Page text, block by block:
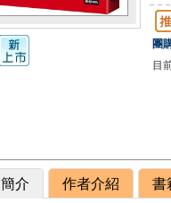
團
目
介 作者介紹 書